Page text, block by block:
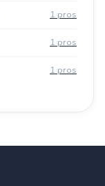
1 pros
1 pros
1 pros